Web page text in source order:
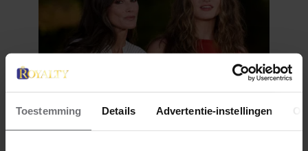
Toestemming Details Advertentie-instellingen
6 augustus 2026